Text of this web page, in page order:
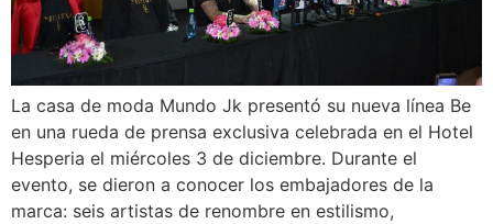
La casa de moda Mundo Jk presentó su nueva línea Be
en una rueda de prensa exclusiva celebrada en el Hotel
Hesperia el miércoles 3 de diciembre. Durante el
evento, se dieron a conocer los embajadores de la
marca: seis artistas de renombre en estilismo,